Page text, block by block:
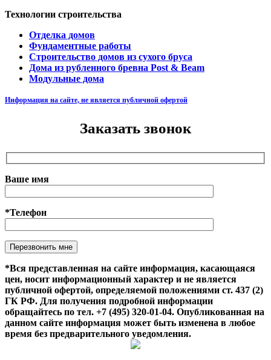
Технологии строительства
Отделка домов
Фундаментные работы
Строительство домов из сухого бруса
Дома из рубленного бревна Post & Beam
Модульные дома
Информация на сайте, не является публичной офертой
Заказать звонок
Ваше имя
*Телефон
Оставьте это поле пустым.
*Вся представленная на сайте информация, касающаяся
цен, носит информационный характер и не является
публичной офертой, определяемой положениями ст. 437 (2)
ГК РФ. Для получения подробной информации
обращайтесь по тел. +7 (495) 320-01-04. Опубликованная на
данном сайте информация может быть изменена в любое
время без предварительного уведомления.